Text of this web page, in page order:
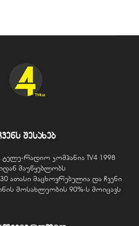
შესახებ
რადიო კომპანია TV4 1998
მაუწყებლობს
ათასი მაცხოვრებელია და ჩვენი
მოსახლეობის 90%-ს მოიცავს